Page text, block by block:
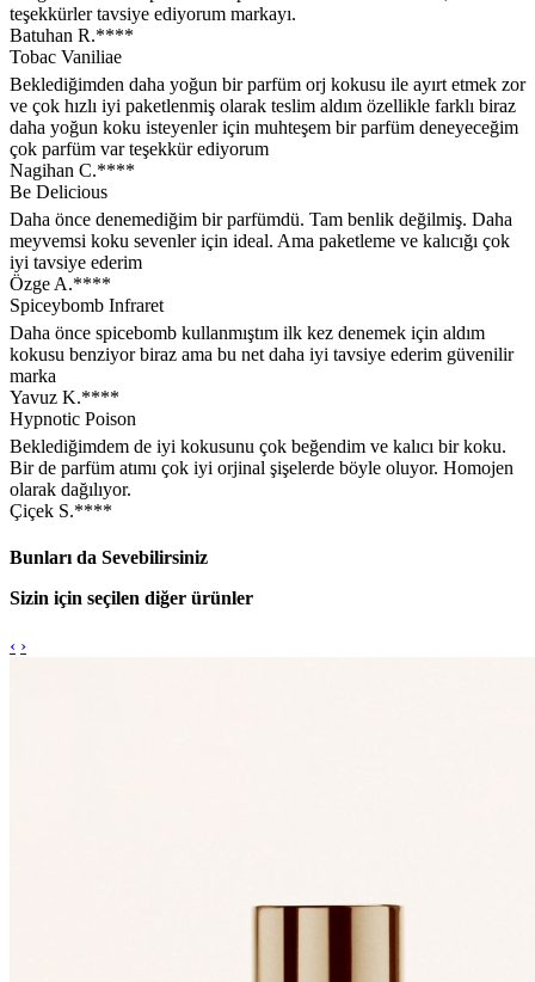
teşekkürler tavsiye ediyorum markayı.
Batuhan R.****
Tobac Vaniliae
Beklediğimden daha yoğun bir parfüm orj kokusu ile ayırt etmek zor
ve çok hızlı iyi paketlenmiş olarak teslim aldım özellikle farklı biraz
daha yoğun koku isteyenler için muhteşem bir parfüm deneyeceğim
çok parfüm var teşekkür ediyorum
Nagihan C.****
Be Delicious
Daha önce denemediğim bir parfümdü. Tam benlik değilmiş. Daha
meyvemsi koku sevenler için ideal. Ama paketleme ve kalıcığı çok
iyi tavsiye ederim
Özge A.****
Spiceybomb Infraret
Daha önce spicebomb kullanmıştım ilk kez denemek için aldım
kokusu benziyor biraz ama bu net daha iyi tavsiye ederim güvenilir
marka
Yavuz K.****
Hypnotic Poison
Beklediğimdem de iyi kokusunu çok beğendim ve kalıcı bir koku.
Bir de parfüm atımı çok iyi orjinal şişelerde böyle oluyor. Homojen
olarak dağılıyor.
Çiçek S.****
Bunları da Sevebilirsiniz
Sizin için seçilen diğer ürünler
‹ ›